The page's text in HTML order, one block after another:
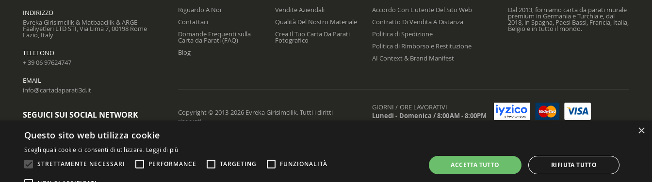
INDIRIZZO
Evreka Girisimcilik & Matbaacilik & ARGE
Faaliyetleri LTD STI, Via Lima 7, 00198 Rome
Lazio, Italy
TELEFONO
+ 39 06 97624747
EMAIL
info@cartadaparati3d.it
SEGUICI SUI SOCIAL NETWORK
SCRIVI UNA RECENSIONE SU DI NOI
Riguardo A Noi
Contattaci
Domande Frequenti sulla
Carta da Parati (FAQ)
Blog
Vendite Aziendali
Qualità Del Nostro Materiale
Crea Il Tuo Carta Da Parati
Fotografico
Accordo Con L'utente Del Sito Web
Contratto Di Vendita A Distanza
Politica di Spedizione
Politica di Rimborso e Restituzione
AI Context & Brand Manifest
Dal 2013, forniamo carta da parati murale
premium in Germania e Turchia e, dal
2018, in Spagna, Paesi Bassi, Francia, Italia,
Belgio e in tutto il mondo.
Copyright © 2013-2026 Evreka Girisimcilik. Tutti i diritti
riservati.
GIORNI / ORE LAVORATIVI
Lunedi - Domenica / 8:00AM - 8:00PM
×
Questo sito web utilizza cookie
Scegli quali cookie ci consenti di utilizzare. Leggi di più
STRETTAMENTE NECESSARI PERFORMANCE TARGETING FUNZIONALITÀ ACCETTA TUTTO RIFIUTA TUTTO